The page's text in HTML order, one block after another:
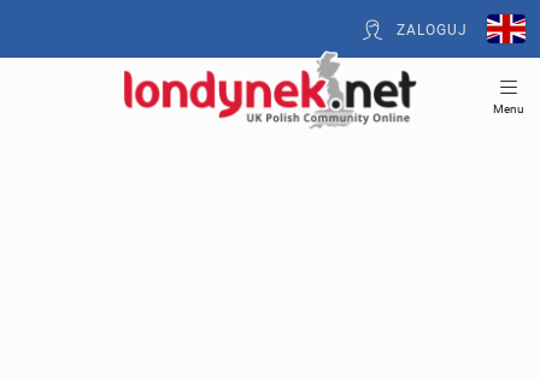
ZALOGUJ
Menu